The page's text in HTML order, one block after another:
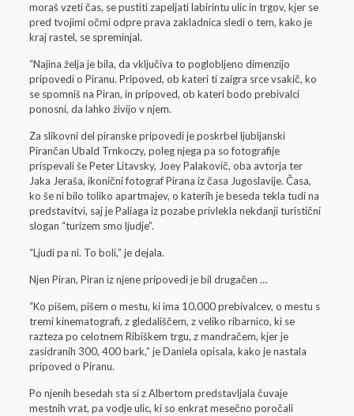
moraš vzeti čas, se pustiti zapeljati labirintu ulic in trgov, kjer se
pred tvojimi očmi odpre prava zakladnica sledi o tem, kako je
kraj rastel, se spreminjal.
“Najina želja je bila, da vključiva to poglobljeno dimenzijo
pripovedi o Piranu. Pripoved, ob kateri ti zaigra srce vsakič, ko
se spomniš na Piran, in pripoved, ob kateri bodo prebivalci
ponosni, da lahko živijo v njem.
Za slikovni del piranske pripovedi je poskrbel ljubljanski
Pirančan Ubald Trnkoczy, poleg njega pa so fotografije
prispevali še Peter Litavsky, Joey Palakovič, oba avtorja ter
Jaka Jeraša, ikonični fotograf Pirana iz časa Jugoslavije. Časa,
ko še ni bilo toliko apartmajev, o katerih je beseda tekla tudi na
predstavitvi, saj je Paliaga iz pozabe privlekla nekdanji turistični
slogan “turizem smo ljudje”.
“Ljudi pa ni. To boli,” je dejala.
Njen Piran, Piran iz njene pripovedi je bil drugačen …
“Ko pišem, pišem o mestu, ki ima 10.000 prebivalcev, o mestu s
tremi kinematografi, z gledališčem, z veliko ribarnico, ki se
razteza po celotnem Ribiškem trgu, z mandračem, kjer je
zasidranih 300, 400 bark,” je Daniela opisala, kako je nastala
pripoved o Piranu.
Po njenih besedah sta si z Albertom predstavljala čuvaje
mestnih vrat, pa vodje ulic, ki so enkrat mesečno poročali